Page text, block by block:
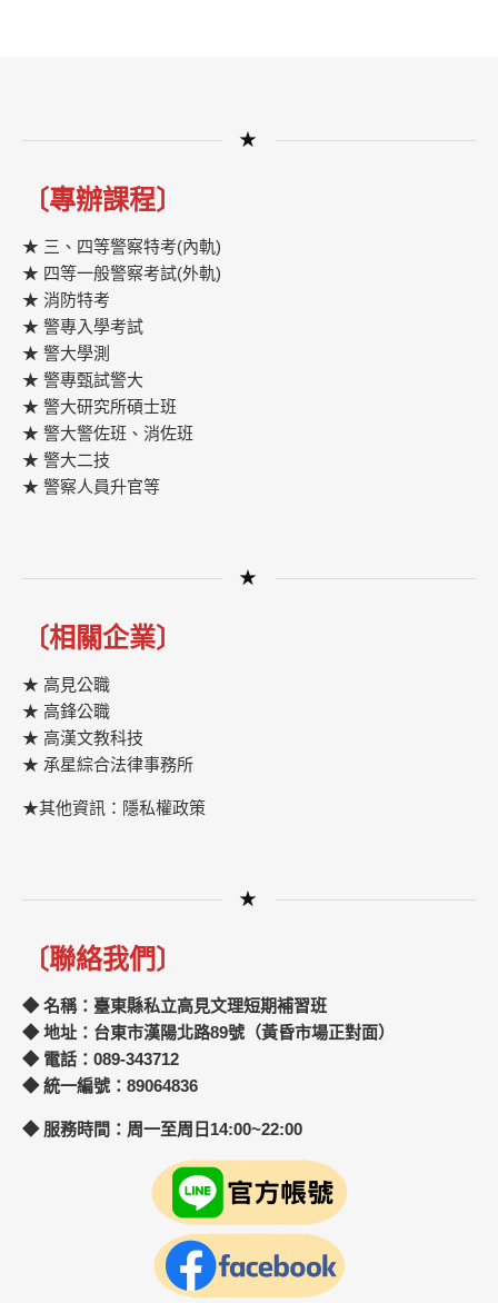
★
〔專辦課程〕
★ 三、四等警察特考(內軌)
★ 四等一般警察考試(外軌)
★ 消防特考
★ 警專入學考試
★ 警大學測
★ 警專甄試警大
★ 警大研究所碩士班
★ 警大警佐班、消佐班
★ 警大二技
★ 警察人員升官等
★
〔相關企業〕
★ 高見公職
★ 高鋒公職
★ 高漢文教科技
★ 承星綜合法律事務所
★其他資訊：隱私權政策
★
〔聯絡我們〕
◆ 名稱：臺東縣私立高見文理短期補習班
◆ 地址：台東市漢陽北路89號（黃昏市場正對面）
◆ 電話：089-343712
◆ 統一編號：89064836
◆ 服務時間：周一至周日14:00~22:00